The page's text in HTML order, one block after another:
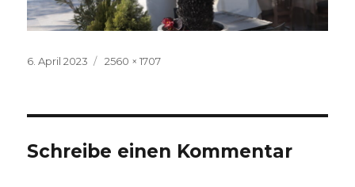
Veröffentlicht
6. April 2023
Volle
2560 × 1707
Schreibe einen Kommentar